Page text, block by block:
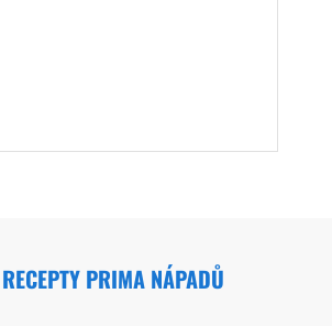
RECEPTY PRIMA NÁPADŮ